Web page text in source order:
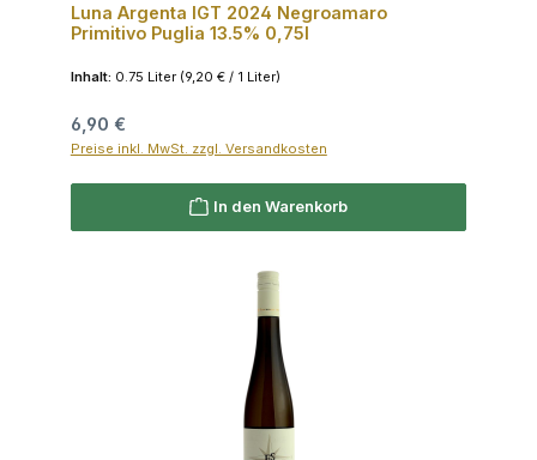
Luna Argenta IGT 2024 Negroamaro
Primitivo Puglia 13.5% 0,75l
Inhalt: 0.75 Liter (9,20 € / 1 Liter)
Regulärer Preis:
6,90 €
Preise inkl. MwSt. zzgl. Versandkosten
In den Warenkorb